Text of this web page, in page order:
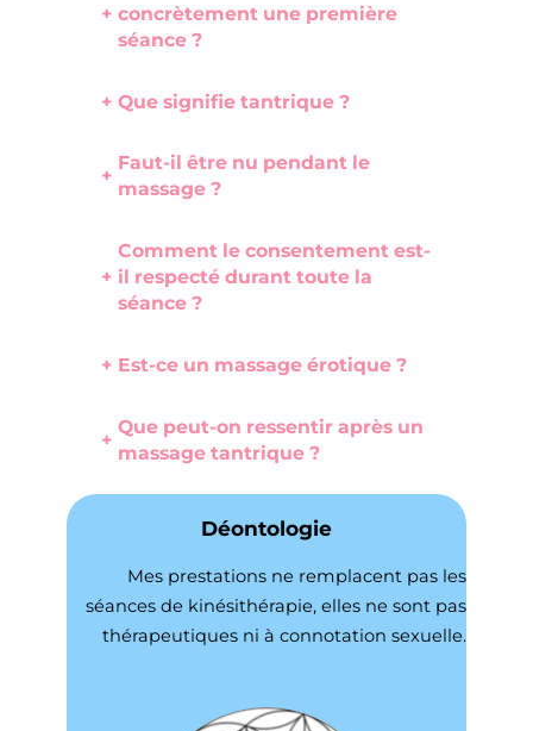
+ concrètement une première
séance ?
+ Que signifie tantrique ?
+
Faut-il être nu pendant le
massage ?
+
Comment le consentement est-
il respecté durant toute la
séance ?
+ Est-ce un massage érotique ?
+
Que peut-on ressentir après un
massage tantrique ?
Déontologie
Mes prestations ne remplacent pas les
séances de kinésithérapie, elles ne sont pas
thérapeutiques ni à connotation sexuelle.